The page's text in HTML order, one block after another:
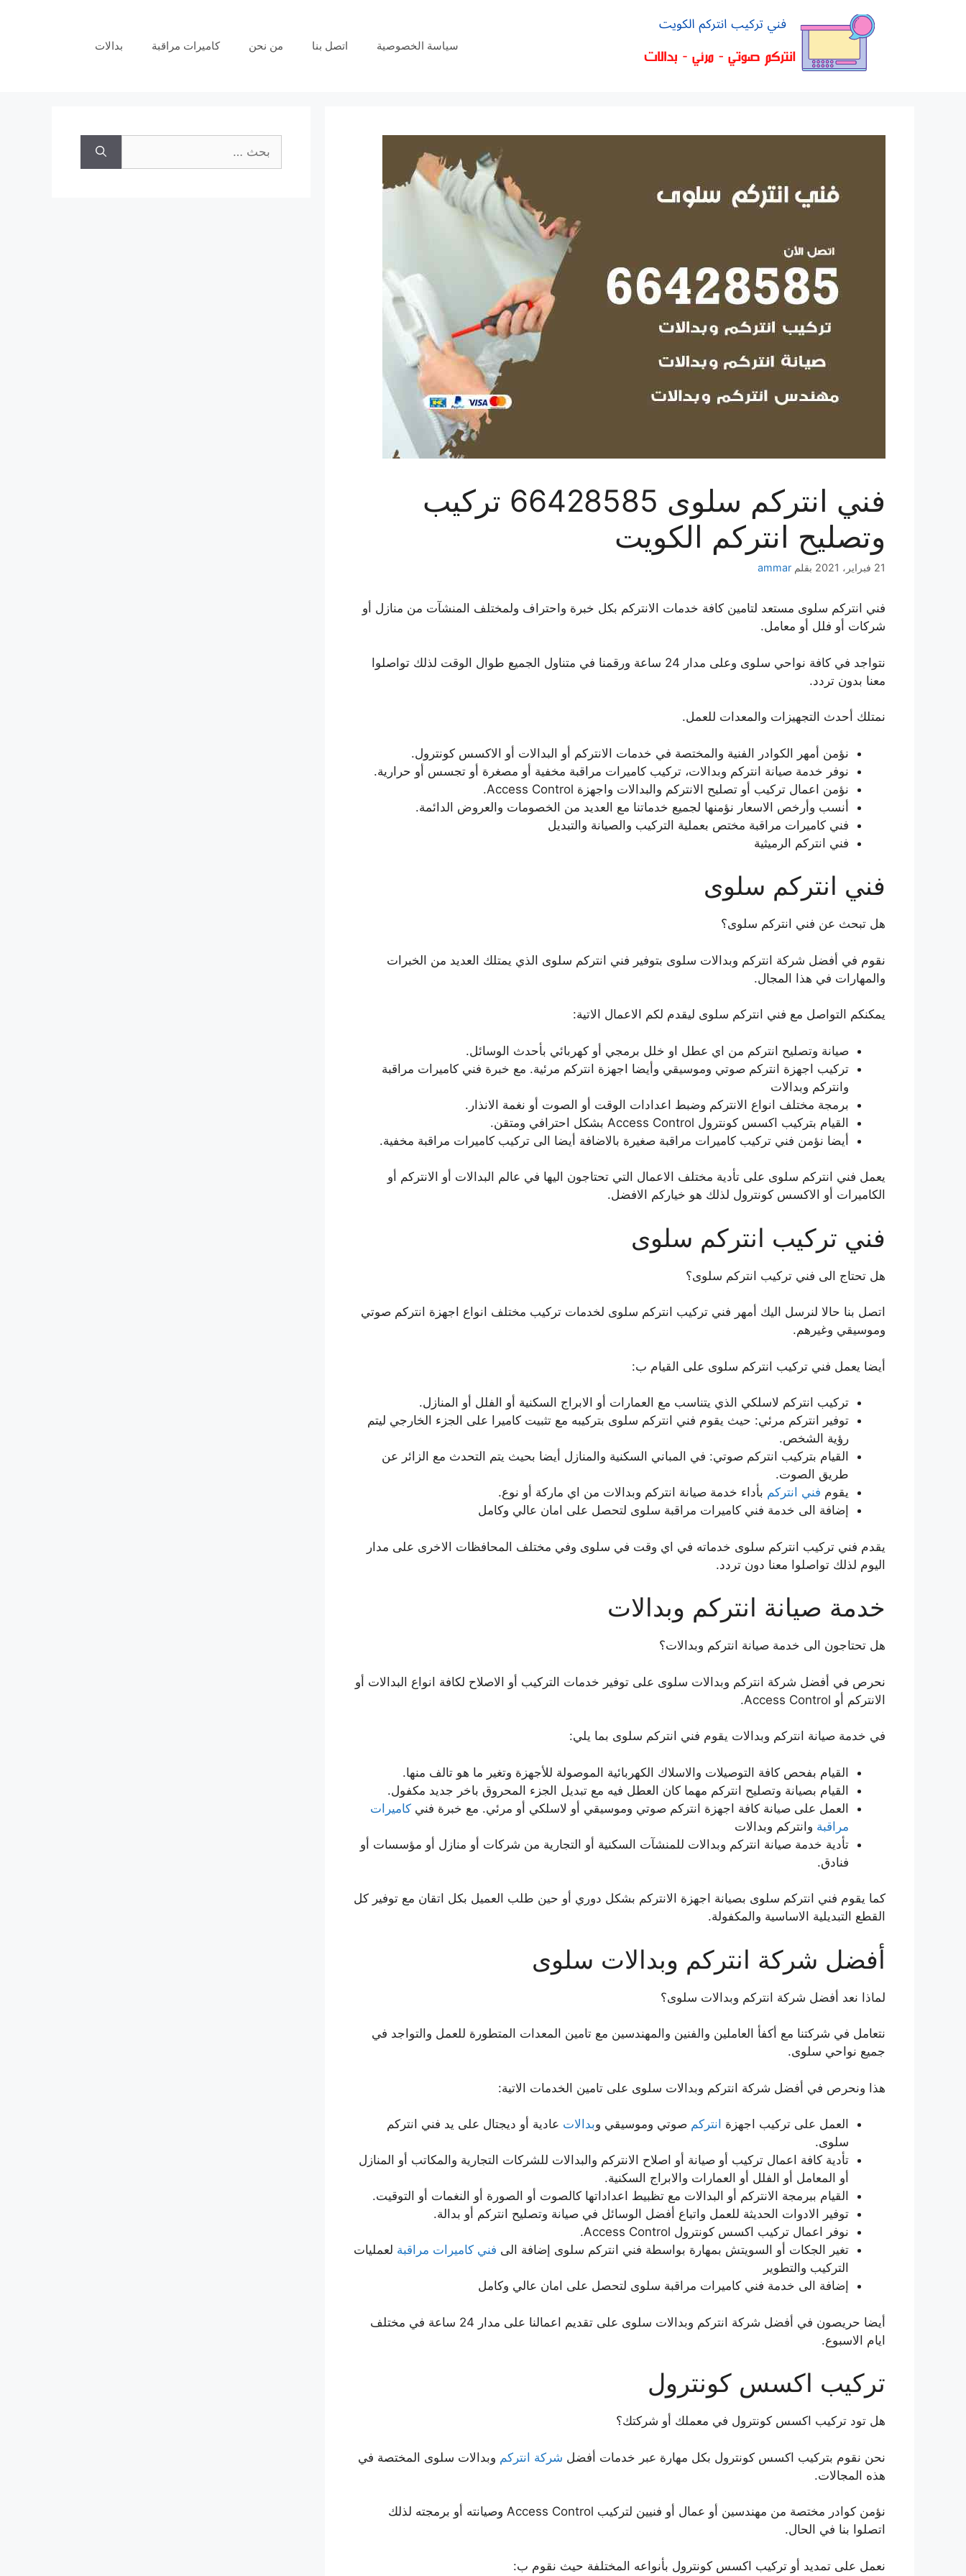
سياسة الخصوصية اتصل بنا من نحن كاميرات مراقبة بدالات
فني انتركم سلوى 66428585 تركيب
وتصليح انتركم الكويت
21 فبراير، 2021 بقلم ammar
فني انتركم سلوى مستعد لتامين كافة خدمات الانتركم بكل خبرة واحتراف ولمختلف المنشآت من منازل أو
شركات أو فلل أو معامل.
نتواجد في كافة نواحي سلوى وعلى مدار 24 ساعة ورقمنا في متناول الجميع طوال الوقت لذلك تواصلوا
معنا بدون تردد.
نمتلك أحدث التجهيزات والمعدات للعمل.
نؤمن أمهر الكوادر الفنية والمختصة في خدمات الانتركم أو البدالات أو الاكسس كونترول.
نوفر خدمة صيانة انتركم وبدالات، تركيب كاميرات مراقبة مخفية أو مصغرة أو تجسس أو حرارية.
نؤمن اعمال تركيب أو تصليح الانتركم والبدالات واجهزة Access Control.
أنسب وأرخص الاسعار نؤمنها لجميع خدماتنا مع العديد من الخصومات والعروض الدائمة.
فني كاميرات مراقبة مختص بعملية التركيب والصيانة والتبديل
فني انتركم الرميثية
فني انتركم سلوى
هل تبحث عن فني انتركم سلوى؟
نقوم في أفضل شركة انتركم وبدالات سلوى بتوفير فني انتركم سلوى الذي يمتلك العديد من الخبرات
والمهارات في هذا المجال.
يمكنكم التواصل مع فني انتركم سلوى ليقدم لكم الاعمال الاتية:
صيانة وتصليح انتركم من اي عطل او خلل برمجي أو كهربائي بأحدث الوسائل.
تركيب اجهزة انتركم صوتي وموسيقي وأيضا اجهزة انتركم مرئية. مع خبرة فني كاميرات مراقبة
وانتركم وبدالات
برمجة مختلف انواع الانتركم وضبط اعدادات الوقت أو الصوت أو نغمة الانذار.
القيام بتركيب اكسس كونترول Access Control بشكل احترافي ومتقن.
أيضا نؤمن فني تركيب كاميرات مراقبة صغيرة بالاضافة أيضا الى تركيب كاميرات مراقبة مخفية.
يعمل فني انتركم سلوى على تأدية مختلف الاعمال التي تحتاجون اليها في عالم البدالات أو الانتركم أو
الكاميرات أو الاكسس كونترول لذلك هو خياركم الافضل.
فني تركيب انتركم سلوى
هل تحتاج الى فني تركيب انتركم سلوى؟
اتصل بنا حالا لنرسل اليك أمهر فني تركيب انتركم سلوى لخدمات تركيب مختلف انواع اجهزة انتركم صوتي
وموسيقي وغيرهم.
أيضا يعمل فني تركيب انتركم سلوى على القيام ب:
تركيب انتركم لاسلكي الذي يتناسب مع العمارات أو الابراج السكنية أو الفلل أو المنازل.
توفير انتركم مرئي: حيث يقوم فني انتركم سلوى بتركيبه مع تثبيت كاميرا على الجزء الخارجي ليتم
رؤية الشخص.
القيام بتركيب انتركم صوتي: في المباني السكنية والمنازل أيضا بحيث يتم التحدث مع الزائر عن
طريق الصوت.
يقوم فني انتركم بأداء خدمة صيانة انتركم وبدالات من اي ماركة أو نوع.
إضافة الى خدمة فني كاميرات مراقبة سلوى لتحصل على امان عالي وكامل
يقدم فني تركيب انتركم سلوى خدماته في اي وقت في سلوى وفي مختلف المحافظات الاخرى على مدار
اليوم لذلك تواصلوا معنا دون تردد.
خدمة صيانة انتركم وبدالات
هل تحتاجون الى خدمة صيانة انتركم وبدالات؟
نحرص في أفضل شركة انتركم وبدالات سلوى على توفير خدمات التركيب أو الاصلاح لكافة انواع البدالات أو
الانتركم أو Access Control.
في خدمة صيانة انتركم وبدالات يقوم فني انتركم سلوى بما يلي:
القيام بفحص كافة التوصيلات والاسلاك الكهربائية الموصولة للأجهزة وتغير ما هو تالف منها.
القيام بصيانة وتصليح انتركم مهما كان العطل فيه مع تبديل الجزء المحروق باخر جديد مكفول.
العمل على صيانة كافة اجهزة انتركم صوتي وموسيقي أو لاسلكي أو مرئي. مع خبرة فني كاميرات
مراقبة وانتركم وبدالات
تأدية خدمة صيانة انتركم وبدالات للمنشآت السكنية أو التجارية من شركات أو منازل أو مؤسسات أو
فنادق.
كما يقوم فني انتركم سلوى بصيانة اجهزة الانتركم بشكل دوري أو حين طلب العميل بكل اتقان مع توفير كل
القطع التبديلية الاساسية والمكفولة.
أفضل شركة انتركم وبدالات سلوى
لماذا نعد أفضل شركة انتركم وبدالات سلوى؟
نتعامل في شركتنا مع أكفأ العاملين والفنين والمهندسين مع تامين المعدات المتطورة للعمل والتواجد في
جميع نواحي سلوى.
هذا ونحرص في أفضل شركة انتركم وبدالات سلوى على تامين الخدمات الاتية:
العمل على تركيب اجهزة انتركم صوتي وموسيقي وبدالات عادية أو ديجتال على يد فني انتركم
سلوى.
تأدية كافة اعمال تركيب أو صيانة أو اصلاح الانتركم والبدالات للشركات التجارية والمكاتب أو المنازل
أو المعامل أو الفلل أو العمارات والابراج السكنية.
القيام ببرمجة الانتركم أو البدالات مع تظبيط اعداداتها كالصوت أو الصورة أو النغمات أو التوقيت.
توفير الادوات الحديثة للعمل واتباع أفضل الوسائل في صيانة وتصليح انتركم أو بدالة.
نوفر اعمال تركيب اكسس كونترول Access Control.
تغير الجكات أو السويتش بمهارة بواسطة فني انتركم سلوى إضافة الى فني كاميرات مراقبة لعمليات
التركيب والتطوير
إضافة الى خدمة فني كاميرات مراقبة سلوى لتحصل على امان عالي وكامل
أيضا حريصون في أفضل شركة انتركم وبدالات سلوى على تقديم اعمالنا على مدار 24 ساعة في مختلف
ايام الاسبوع.
تركيب اكسس كونترول
هل تود تركيب اكسس كونترول في معملك أو شركتك؟
نحن نقوم بتركيب اكسس كونترول بكل مهارة عبر خدمات أفضل شركة انتركم وبدالات سلوى المختصة في
هذه المجالات.
نؤمن كوادر مختصة من مهندسين أو عمال أو فنيين لتركيب Access Control وصيانته أو برمجته لذلك
اتصلوا بنا في الحال.
نعمل على تمديد أو تركيب اكسس كونترول بأنواعه المختلفة حيث نقوم ب: